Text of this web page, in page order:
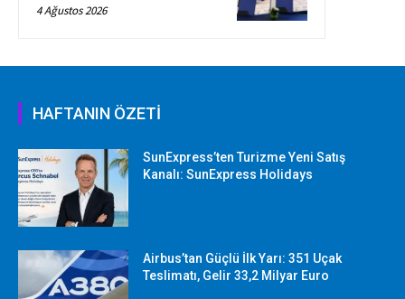
4 Ağustos 2026
HAFTANIN ÖZETİ
SunExpress’ten Turizme Yeni Satış
Kanalı: SunExpress Holidays
Airbus’tan Güçlü İlk Yarı: 351 Uçak
Teslimatı, Gelir 33,2 Milyar Euro